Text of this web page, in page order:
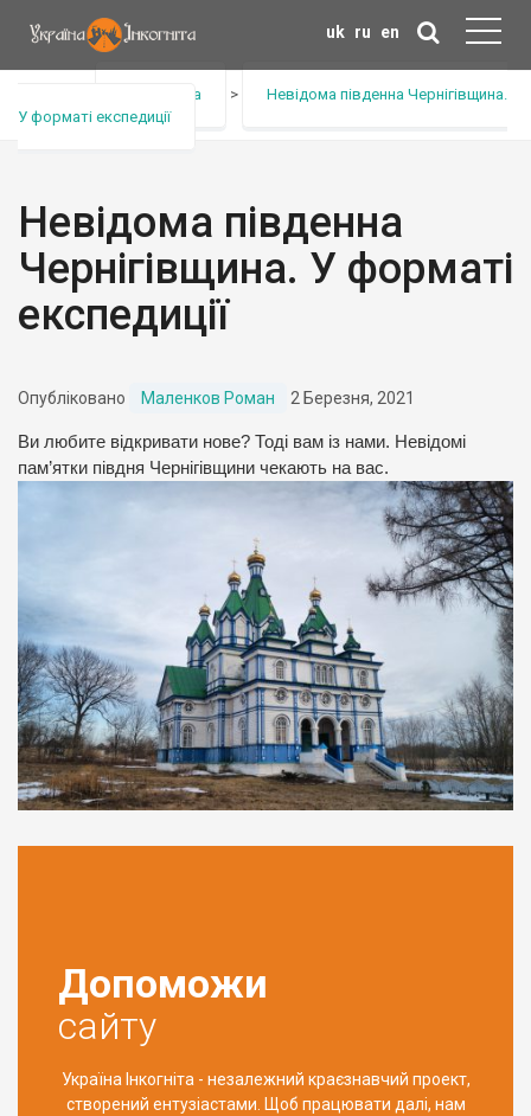
uk ru en
Анонс тура >
Невідома південна Чернігівщина.
У форматі експедиції
Невідома південна
Чернігівщина. У форматі
експедиції
Опубліковано Маленков Роман 2 Березня, 2021
Ви любите відкривати нове? Тоді вам із нами. Невідомі
пам’ятки півдня Чернігівщини чекають на вас.
Допоможи
сайту
Україна Інкогніта - незалежний краєзнавчий проект,
створений ентузіастами. Щоб працювати далі, нам